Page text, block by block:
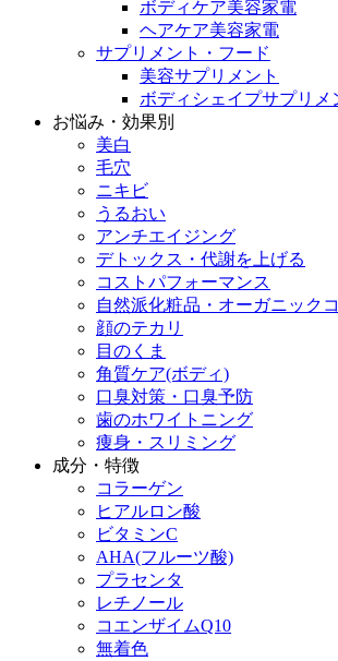
ボディケア美容家電
ヘアケア美容家電
サプリメント・フード
美容サプリメント
ボディシェイプサプリメ
お悩み・効果別
美白
毛穴
ニキビ
うるおい
アンチエイジング
デトックス・代謝を上げる
コストパフォーマンス
自然派化粧品・オーガニック
顔のテカリ
目のくま
角質ケア(ボディ)
口臭対策・口臭予防
歯のホワイトニング
痩身・スリミング
成分・特徴
コラーゲン
ヒアルロン酸
ビタミンC
AHA(フルーツ酸)
プラセンタ
レチノール
コエンザイムQ10
無着色